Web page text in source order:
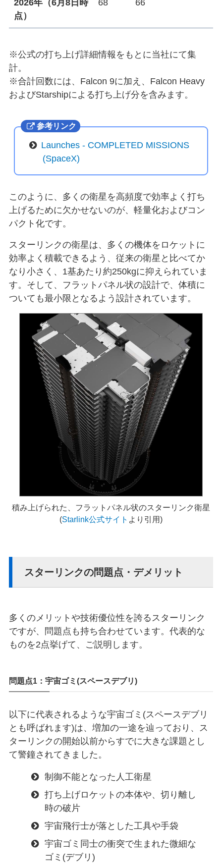
2026年（6月8日時
点）
68 66
※公式の打ち上げ詳細情報をもとに当社にて集
計。
※合計回数には、Falcon 9に加え、Falcon Heavy
およびStarshipによる打ち上げ分を含みます。
参考リンク
Launches - COMPLETED MISSIONS
(SpaceX)
このように、多くの衛星を高頻度で効率よく打ち
上げるために欠かせないのが、軽量化およびコン
パクト化です。
スターリンクの衛星は、多くの機体をロケットに
効率よく積載できるよう、従来の衛星と比べてか
なり小さく、1基あたり約250kgに抑えられていま
す。そして、フラットパネル状の設計で、体積に
ついても最小限となるよう設計されています。
積み上げられた、フラットパネル状のスターリンク衛星
(Starlink公式サイト より引用)
スターリンクの問題点・デメリット
多くのメリットや技術優位性を誇るスターリンク
ですが、問題点も持ち合わせています。代表的な
ものを2点挙げて、ご説明します。
問題点1：宇宙ゴミ(スペースデブリ)
以下に代表されるような宇宙ゴミ(スペースデブリ
とも呼ばれます)は、増加の一途を辿っており、ス
ターリンクの開始以前からすでに大きな課題とし
て警鐘されてきました。
制御不能となった人工衛星
打ち上げロケットの本体や、切り離し
時の破片
宇宙飛行士が落とした工具や手袋
宇宙ゴミ同士の衝突で生まれた微細な
ゴミ(デブリ)